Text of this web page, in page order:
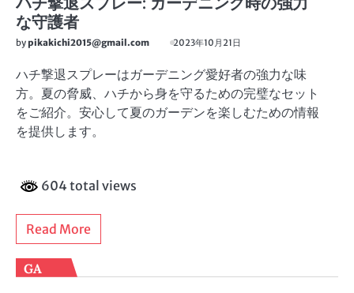
な守護者
bypikakichi2015@gmail.com 2023年10月21日
ハチ撃退スプレーはガーデニング愛好者の強力な味
方。夏の脅威、ハチから身を守るための完璧なセット
をご紹介。安心して夏のガーデンを楽しむための情報
を提供します。
604 total views
Read More
GA